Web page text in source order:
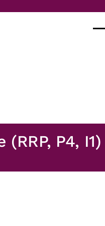
P4, I1)